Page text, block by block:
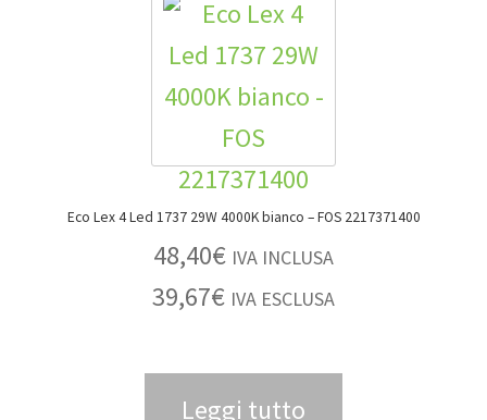
Eco Lex 4 Led 1737 29W 4000K bianco – FOS 2217371400
48,40€ IVA INCLUSA
39,67€ IVA ESCLUSA
Leggi tutto